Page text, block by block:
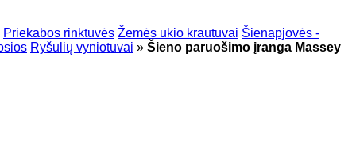
Priekabos rinktuvės Žemės ūkio krautuvai Šienapjovės -
Ryšulių vyniotuvai » Šieno paruošimo įranga Massey